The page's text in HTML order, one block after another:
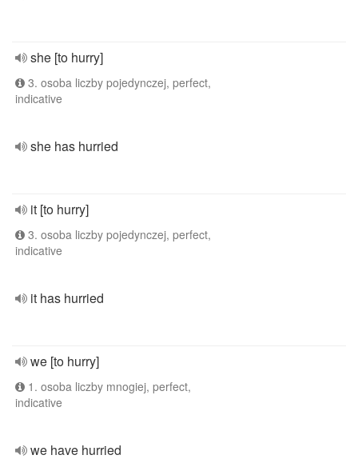
she [to hurry]
3. osoba liczby pojedynczej, perfect,
indicative
she has hurried
it [to hurry]
3. osoba liczby pojedynczej, perfect,
indicative
it has hurried
we [to hurry]
1. osoba liczby mnogiej, perfect,
indicative
we have hurried